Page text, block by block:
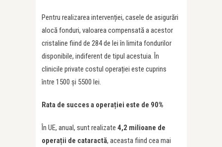
Pentru realizarea intervenției, casele de asigurări
alocă fonduri, valoarea compensată a acestor
cristaline fiind de 284 de lei în limita fondurilor
disponibile, indiferent de tipul acestuia. În
clinicile private costul operației este cuprins
între 1500 și 5500 lei.
Rata de succes a operației este de 90%
În UE, anual, sunt realizate 4,2 milioane de
operații de cataractă, aceasta fiind cea mai